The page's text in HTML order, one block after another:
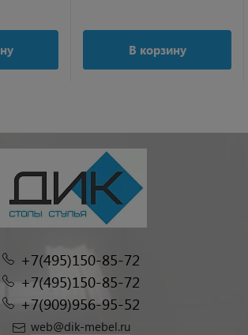
В корзину
+7(495)150-85-72
+7(495)150-85-72
+7(909)956-95-52
web@dik-mebel.ru